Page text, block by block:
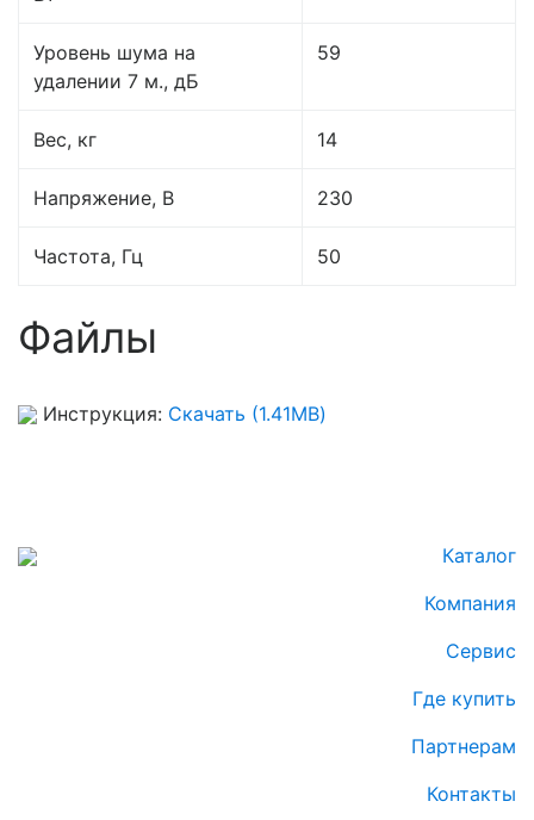
Уровень шума на
удалении 7 м., дБ
59
Вес, кг 14
Напряжение, В 230
Частота, Гц 50
Файлы
Инструкция: Скачать (1.41MB)
Каталог
Компания
Сервис
Где купить
Партнерам
Контакты